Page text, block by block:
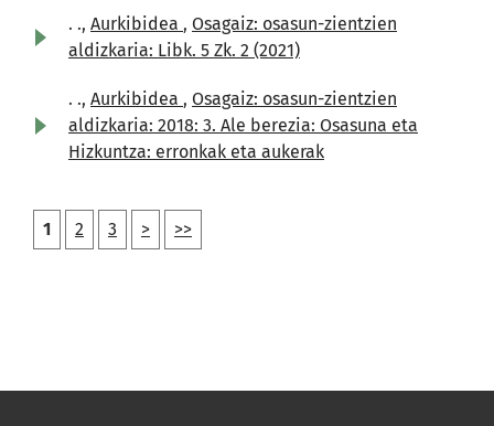
. ., Aurkibidea , Osagaiz: osasun-zientzien
aldizkaria: Libk. 5 Zk. 2 (2021)
. ., Aurkibidea , Osagaiz: osasun-zientzien
aldizkaria: 2018: 3. Ale berezia: Osasuna eta
Hizkuntza: erronkak eta aukerak
1 2 3 > >>